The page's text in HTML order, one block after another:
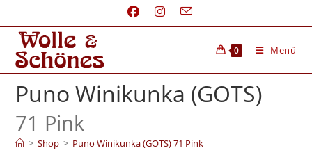
0 Menü
Puno Winikunka (GOTS)
71 Pink
> Shop > Puno Winikunka (GOTS) 71 Pink